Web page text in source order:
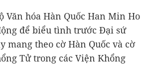
hóa Hàn Quốc Han Min Ho
để biểu tình trước Đại sứ
mang theo cờ Hàn Quốc và cờ
Tử trong các Viện Khổng